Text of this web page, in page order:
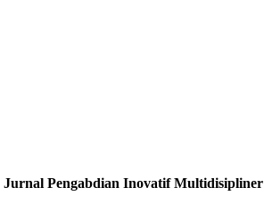
Jurnal Pengabdian Inovatif Multidisipliner